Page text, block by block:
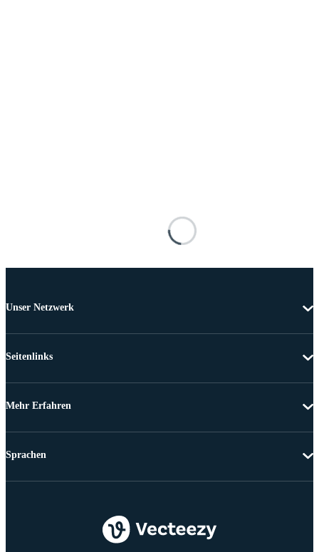
Unser Netzwerk
Seitenlinks
Mehr Erfahren
Sprachen